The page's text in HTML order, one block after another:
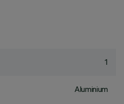
1
Aluminium